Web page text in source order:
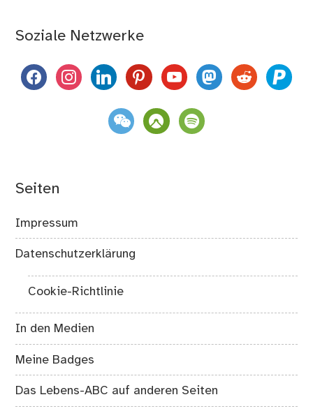
Soziale Netzwerke
facebookinstagramlinkedinpinterestyoutubemastodon
reddit paypal
weixin komootspotify
Seiten
Impressum
Datenschutzerklärung
Cookie-Richtlinie
In den Medien
Meine Badges
Das Lebens-ABC auf anderen Seiten